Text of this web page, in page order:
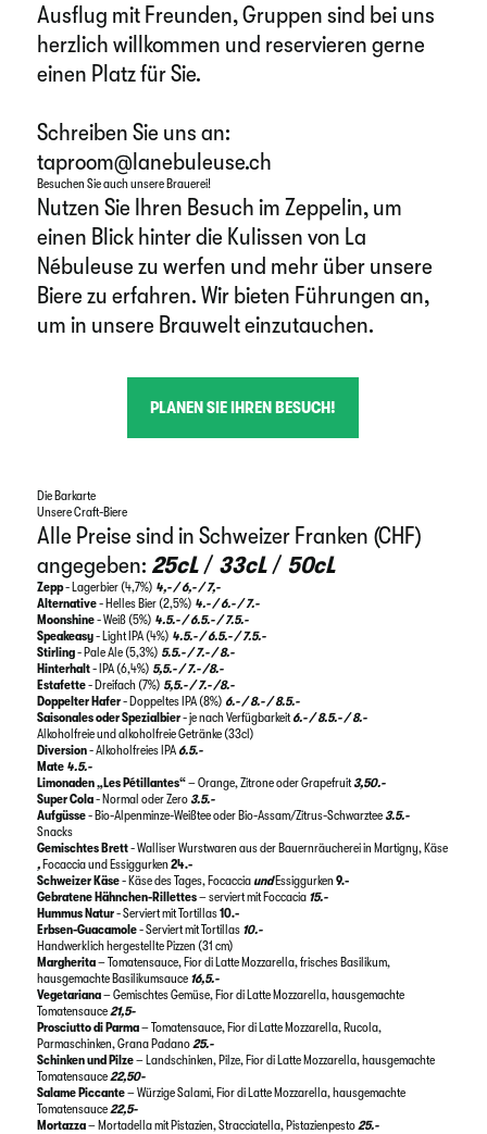
Ausflug mit Freunden, Gruppen sind bei uns
herzlich willkommen und reservieren gerne
einen Platz für Sie.
Schreiben Sie uns an:
taproom@lanebuleuse.ch
Besuchen Sie auch unsere Brauerei!
Nutzen Sie Ihren Besuch im Zeppelin, um
einen Blick hinter die Kulissen von La
Nébuleuse zu werfen und mehr über unsere
Biere zu erfahren. Wir bieten Führungen an,
um in unsere Brauwelt einzutauchen.
PLANEN SIE IHREN BESUCH!
Die Barkarte
Unsere Craft-Biere
Alle Preise sind in Schweizer Franken (CHF)
angegeben: 25cL/ 33cL/ 50cL
Zepp- Lagerbier (4,7%) 4,- / 6,- / 7,-
Alternative- Helles Bier (2,5%) 4.- / 6.- / 7.-
Moonshine- Weiß (5%) 4.5.- / 6.5.- / 7.5.-
Speakeasy- Light IPA (4%) 4.5.- / 6.5.- / 7.5.-
Stirling- Pale Ale (5,3%) 5.5.- / 7.- / 8.-
Hinterhalt- IPA (6,4%) 5,5.- / 7.- /8.-
Estafette- Dreifach (7%) 5,5.- / 7.- /8.-
Doppelter Hafer- Doppeltes IPA (8%) 6.- / 8.- / 8.5.-
Saisonales oder Spezialbier- je nach Verfügbarkeit 6.- / 8.5.- / 8.-
Alkoholfreie und alkoholfreie Getränke (33cl)
Diversion- Alkoholfreies IPA 6.5.-
Mate 4.5.-
Limonaden „Les Pétillantes“– Orange, Zitrone oder Grapefruit3,50.-
Super Cola- Normal oder Zero3.5.-
Aufgüsse- Bio-Alpenminze-Weißtee oder Bio-Assam/Zitrus-Schwarztee3.5.-
Snacks
Gemischtes Brett- Walliser Wurstwaren aus der Bauernräucherei in Martigny, Käse
,Focaccia und Essiggurken 24.-
Schweizer Käse- Käse des Tages, Focaccia undEssiggurken 9.-
Gebratene Hähnchen-Rillettes– serviert mit Foccacia 15.-
Hummus Natur- Serviert mit Tortillas10.-
Erbsen-Guacamole- Serviert mit Tortillas 10.-
Handwerklich hergestellte Pizzen (31 cm)
Margherita– Tomatensauce, Fior di Latte Mozzarella, frisches Basilikum,
hausgemachte Basilikumsauce 16,5.-
Vegetariana– Gemischtes Gemüse, Fior di Latte Mozzarella, hausgemachte
Tomatensauce 21,5-
Prosciutto di Parma– Tomatensauce, Fior di Latte Mozzarella, Rucola,
Parmaschinken, Grana Padano 25.-
Schinken und Pilze– Landschinken, Pilze, Fior di Latte Mozzarella, hausgemachte
Tomatensauce 22,50-
Salame Piccante– Würzige Salami, Fior di Latte Mozzarella, hausgemachte
Tomatensauce 22,5-
Mortazza– Mortadella mit Pistazien, Stracciatella, Pistazienpesto 25.-